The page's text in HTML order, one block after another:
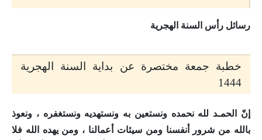
رسائل رأس السنة الهجرية
خطبة جمعة مختصرة عن بداية السنة الهجرية
1444
إنّ الحمـد لله نحمده ونستعين به ونستهديه ونستغفره ، ونعوذ
بالله من شرور أنفسنا ومن سيئات أعمالنا ، ومن يهده الله فلا